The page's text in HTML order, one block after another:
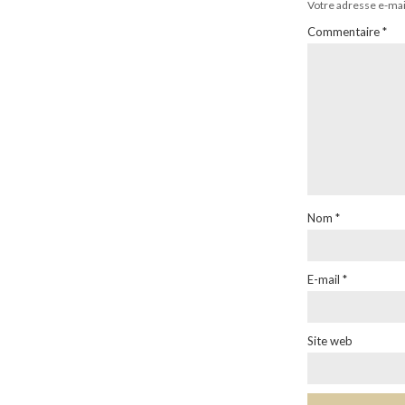
Votre adresse e-
Commentaire*
Nom*
E-mail*
Site web